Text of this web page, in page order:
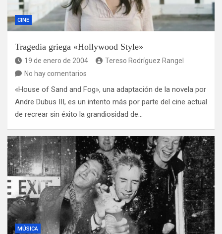
CINE
Tragedia griega «Hollywood Style»
19 de enero de 2004
Tereso Rodríguez Rangel
No hay comentarios
«House of Sand and Fog», una adaptación de la novela por
Andre Dubus III, es un intento más por parte del cine actual
de recrear sin éxito la grandiosidad de…
MÚSICA